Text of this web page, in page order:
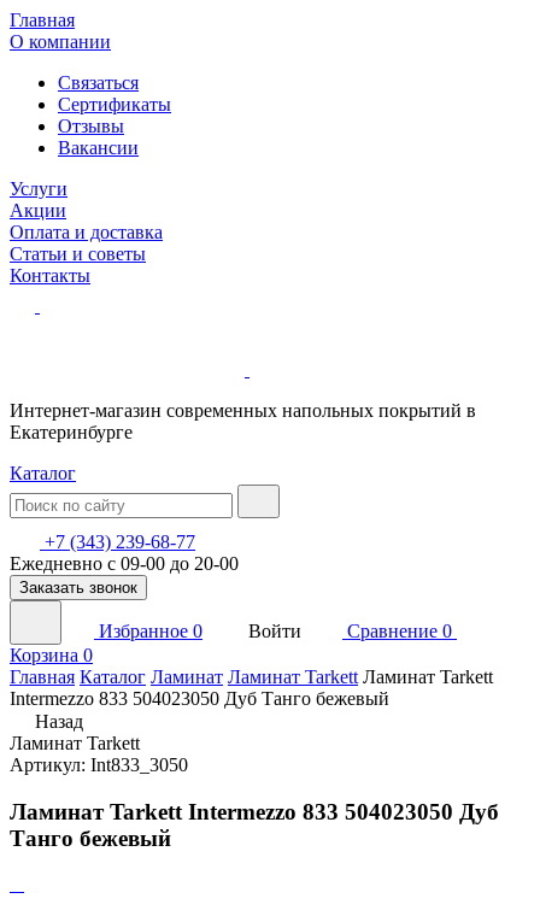
Главная
О компании
Связаться
Сертификаты
Отзывы
Вакансии
Услуги
Акции
Оплата и доставка
Статьи и советы
Контакты
Интернет-магазин современных напольных покрытий в
Екатеринбурге
Каталог
+7 (343) 239-68-77
Ежедневно с 09-00 до 20-00
Заказать звонок
Избранное 0 Войти Сравнение 0
Корзина 0
Главная Каталог Ламинат Ламинат Tarkett Ламинат Tarkett
Intermezzo 833 504023050 Дуб Танго бежевый
Назад
Ламинат Tarkett
Артикул: Int833_3050
Ламинат Tarkett Intermezzo 833 504023050 Дуб
Танго бежевый